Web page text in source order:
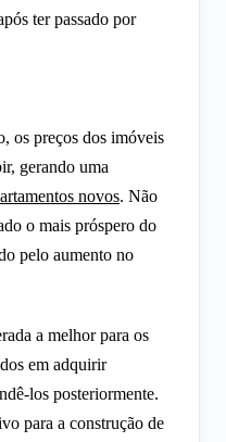
ter passado por
os preços dos imóveis
gerando uma
novos. Não
o mais próspero do
pelo aumento no
a melhor para os
em adquirir
los posteriormente.
para a construção de